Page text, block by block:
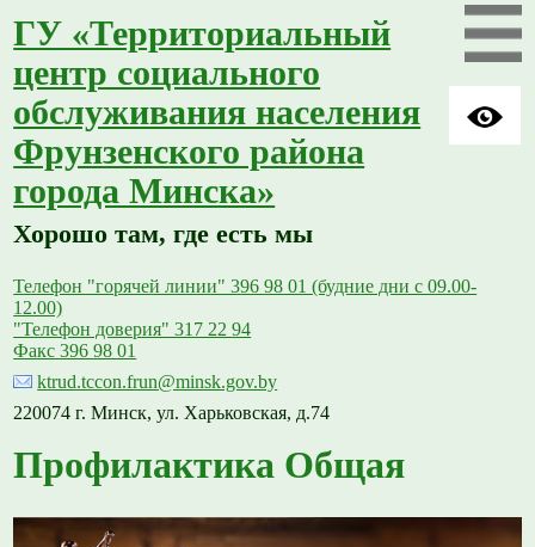
ГУ «Территориальный
центр социального
обслуживания населения
Фрунзенского района
города Минска»
Хорошо там, где есть мы
Телефон "горячей линии" 396 98 01 (будние дни с 09.00-
12.00)
"Телефон доверия" 317 22 94
Факс 396 98 01
ktrud.tccon.frun@minsk.gov.by
220074 г. Минск, ул. Харьковская, д.74
Профилактика Общая